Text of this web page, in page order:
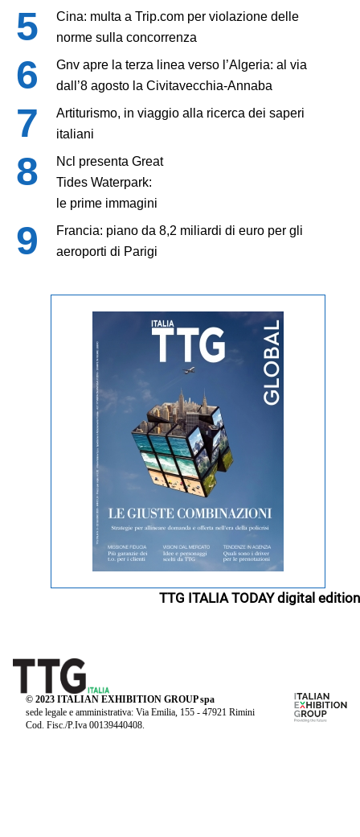
Cina: multa a Trip.com per violazione delle
norme sulla concorrenza
Gnv apre la terza linea verso l’Algeria: al via
dall’8 agosto la Civitavecchia-Annaba
Artiturismo, in viaggio alla ricerca dei saperi
italiani
Ncl presenta Great
Tides Waterpark:
le prime immagini
Francia: piano da 8,2 miliardi di euro per gli
aeroporti di Parigi
TTG ITALIA TODAY digital edition
© 2023 ITALIAN EXHIBITION GROUP spa
sede legale e amministrativa: Via Emilia, 155 - 47921 Rimini
Cod. Fisc./P.Iva 00139440408.